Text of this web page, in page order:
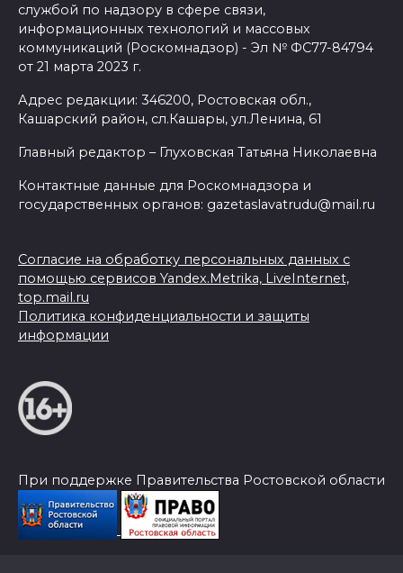
службой по надзору в сфере связи,
информационных технологий и массовых
коммуникаций (Роскомнадзор) - Эл № ФС77-84794
от 21 марта 2023 г.
Адрес редакции: 346200, Ростовская обл.,
Кашарский район, сл.Кашары, ул.Ленина, 61
Главный редактор – Глуховская Татьяна Николаевна
Контактные данные для Роскомнадзора и
государственных органов: gazetaslavatrudu@mail.ru
Согласие на обработку персональных данных с
помощью сервисов Yandex.Metrika, LiveInternet,
top.mail.ru
Политика конфиденциальности и защиты
информации
При поддержке Правительства Ростовской области